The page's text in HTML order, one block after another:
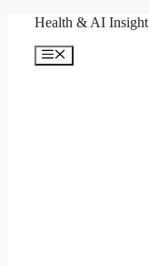
Health & AI Insight
메